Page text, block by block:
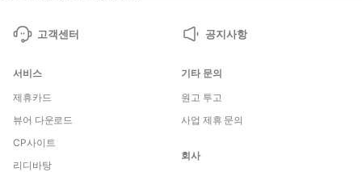
고객센터 공지사항
서비스
제휴카드
뷰어 다운로드
CP사이트
리디바탕
기타 문의
원고 투고
사업 제휴 문의
회사